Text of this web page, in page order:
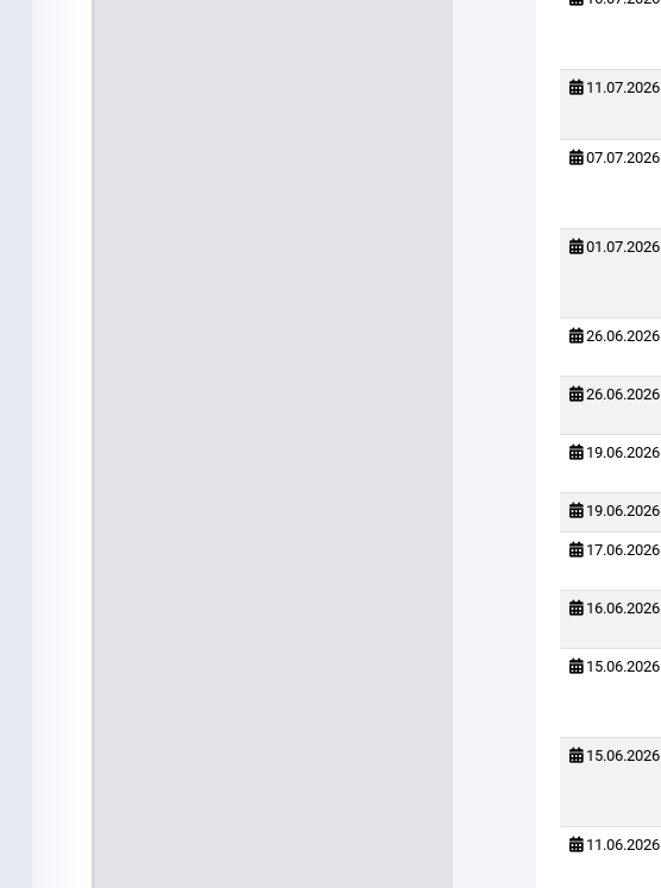
11.07.2026
07.07.2026
01.07.2026
26.06.2026
26.06.2026
19.06.2026
19.06.2026
17.06.2026
16.06.2026
15.06.2026
15.06.2026
11.06.2026